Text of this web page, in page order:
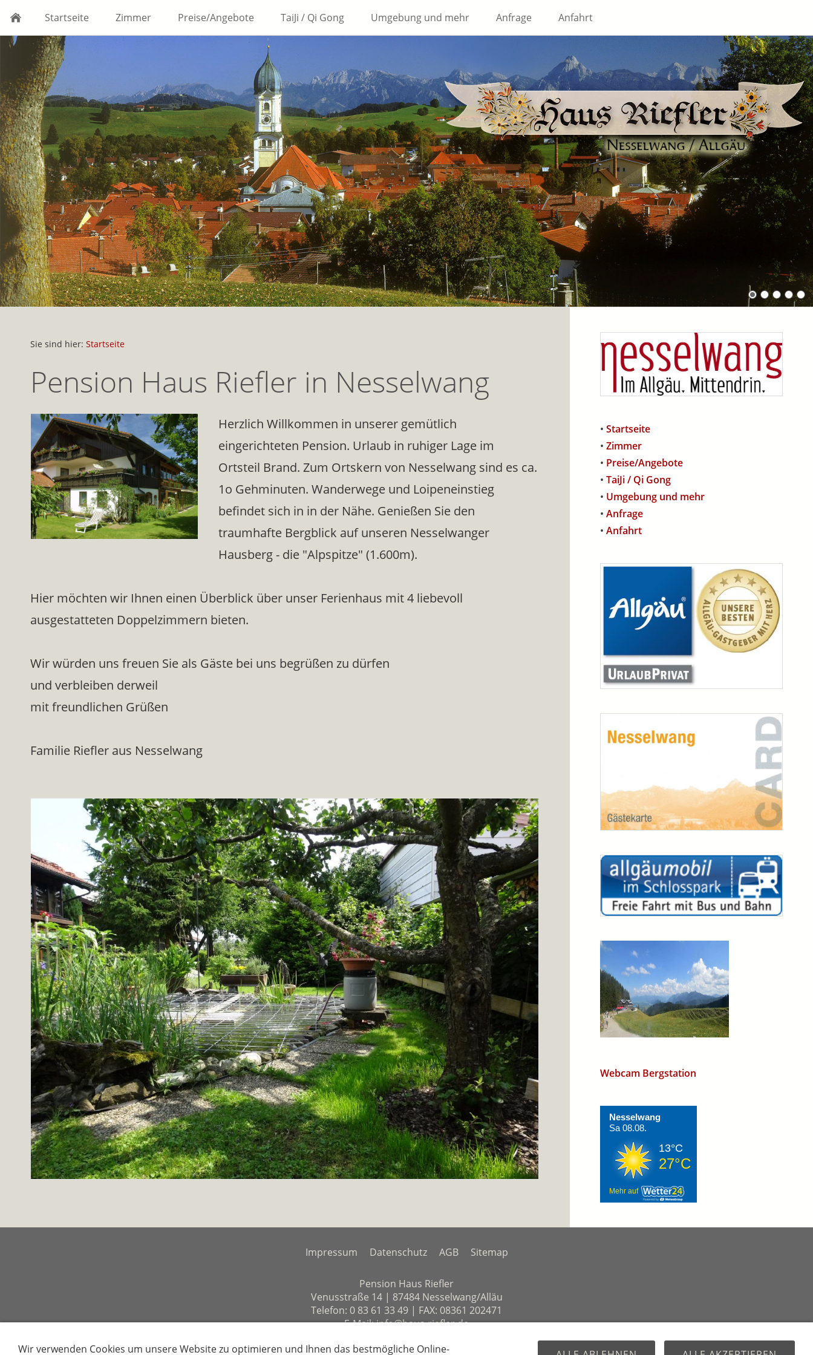
Startseite Zimmer Preise/Angebote TaiJi / Qi Gong Umgebung und mehr Anfrage Anfahrt
Sie sind hier: Startseite
Pension Haus Riefler in Nesselwang
Herzlich Willkommen in unserer gemütlich
eingerichteten Pension. Urlaub in ruhiger Lage im
Ortsteil Brand. Zum Ortskern von Nesselwang sind es ca.
1o Gehminuten. Wanderwege und Loipeneinstieg
befindet sich in in der Nähe. Genießen Sie den
traumhafte Bergblick auf unseren Nesselwanger
Hausberg - die "Alpspitze" (1.600m).
Hier möchten wir Ihnen einen Überblick über unser Ferienhaus mit 4 liebevoll
ausgestatteten Doppelzimmern bieten.
Wir würden uns freuen Sie als Gäste bei uns begrüßen zu dürfen
und verbleiben derweil
mit freundlichen Grüßen
Familie Riefler aus Nesselwang
• Startseite
• Zimmer
• Preise/Angebote
• TaiJi / Qi Gong
• Umgebung und mehr
• Anfrage
• Anfahrt
Webcam Bergstation
Nesselwang
Sa 08.08.
13°C
27°C
Mehr auf
Impressum Datenschutz AGB Sitemap
Pension Haus Riefler
Venusstraße 14 | 87484 Nesselwang/Alläu
Telefon: 0 83 61 33 49 | FAX: 08361 202471
E-Mail: info@haus-riefler.de
Wir verwenden Cookies um unsere Website zu optimieren und Ihnen das bestmögliche Online-